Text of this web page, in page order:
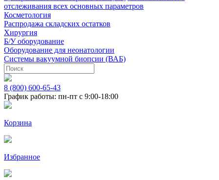
отслеживания всех основных параметров
Косметология
Распродажа складских остатков
Хирургия
Б/У оборудование
Оборудование для неонатологии
Системы вакуумной биопсии (ВАБ)
8 (800) 600-65-43
График работы: пн-пт с 9:00-18:00
Корзина
Избранное